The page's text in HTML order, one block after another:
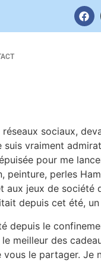
sociaux,
suis vraiment
pour me
peinture, perles
jeux de société
depuis cet été,
depuis le
meilleur des
le partager. Je